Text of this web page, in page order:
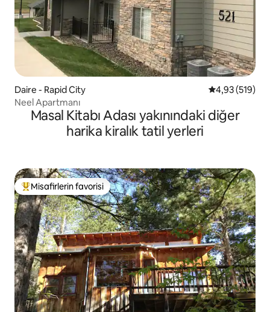
Daire - Rapid City 5 üzerinden
4,93 (519)
Neel Apartmanı
Masal Kitabı Adası yakınındaki diğer
harika kiralık tatil yerleri
Misafirlerin favorilerinden en beğenilenler arasında
Misafirlerin favorisi